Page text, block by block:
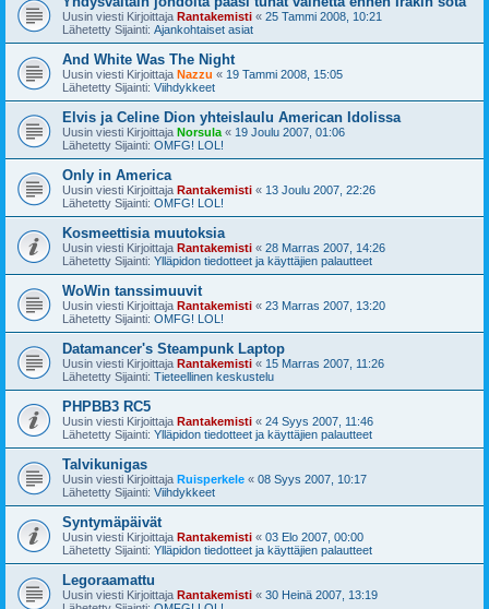
Uusin viesti Kirjoittaja Rantakemisti « 25 Tammi 2008, 10:21
Lähetetty Sijainti: Ajankohtaiset asiat
And White Was The Night
Uusin viesti Kirjoittaja Nazzu « 19 Tammi 2008, 15:05
Lähetetty Sijainti: Viihdykkeet
Elvis ja Celine Dion yhteislaulu American Idolissa
Uusin viesti Kirjoittaja Norsula « 19 Joulu 2007, 01:06
Lähetetty Sijainti: OMFG! LOL!
Only in America
Uusin viesti Kirjoittaja Rantakemisti « 13 Joulu 2007, 22:26
Lähetetty Sijainti: OMFG! LOL!
Kosmeettisia muutoksia
Uusin viesti Kirjoittaja Rantakemisti « 28 Marras 2007, 14:26
Lähetetty Sijainti: Ylläpidon tiedotteet ja käyttäjien palautteet
WoWin tanssimuuvit
Uusin viesti Kirjoittaja Rantakemisti « 23 Marras 2007, 13:20
Lähetetty Sijainti: OMFG! LOL!
Datamancer's Steampunk Laptop
Uusin viesti Kirjoittaja Rantakemisti « 15 Marras 2007, 11:26
Lähetetty Sijainti: Tieteellinen keskustelu
PHPBB3 RC5
Uusin viesti Kirjoittaja Rantakemisti « 24 Syys 2007, 11:46
Lähetetty Sijainti: Ylläpidon tiedotteet ja käyttäjien palautteet
Talvikunigas
Uusin viesti Kirjoittaja Ruisperkele « 08 Syys 2007, 10:17
Lähetetty Sijainti: Viihdykkeet
Syntymäpäivät
Uusin viesti Kirjoittaja Rantakemisti « 03 Elo 2007, 00:00
Lähetetty Sijainti: Ylläpidon tiedotteet ja käyttäjien palautteet
Legoraamattu
Uusin viesti Kirjoittaja Rantakemisti « 30 Heinä 2007, 13:19